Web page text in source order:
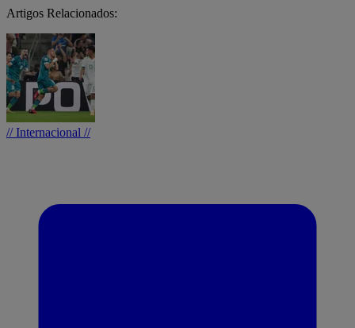
Artigos Relacionados:
// Internacional //